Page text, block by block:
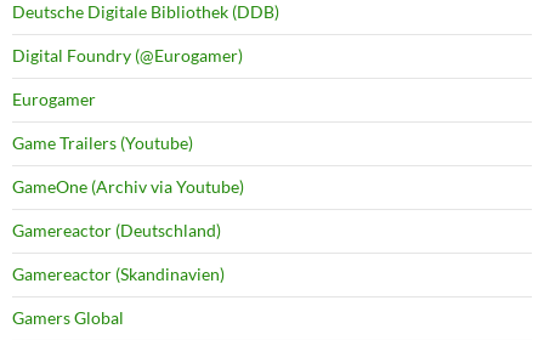
Deutsche Digitale Bibliothek (DDB)
Digital Foundry (@Eurogamer)
Eurogamer
Game Trailers (Youtube)
GameOne (Archiv via Youtube)
Gamereactor (Deutschland)
Gamereactor (Skandinavien)
Gamers Global